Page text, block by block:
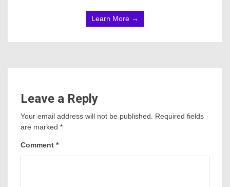
Learn More →
Leave a Reply
Your email address will not be published.
Required fields
are marked *
Comment *